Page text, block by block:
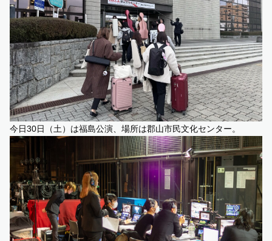
今日30日（土）は福島公演、場所は郡山市民文化センター。